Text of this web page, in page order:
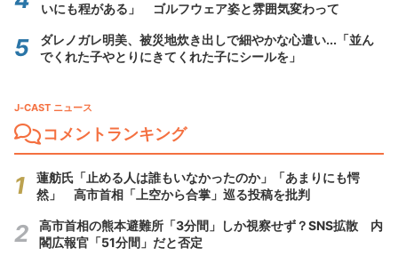
いにも程がある」 ゴルフウェア姿と雰囲気変わって
ダレノガレ明美、被災地炊き出しで細やかな心遣い...「並ん
でくれた子やとりにきてくれた子にシールを」
J-CAST ニュース
コメントランキング
蓮舫氏「止める人は誰もいなかったのか」「あまりにも愕
然」 高市首相「上空から合掌」巡る投稿を批判
高市首相の熊本避難所「3分間」しか視察せず？SNS拡散 内
閣広報官「51分間」だと否定